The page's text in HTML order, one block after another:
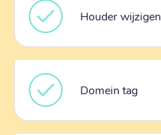
Houder wijzigen
Domein tag